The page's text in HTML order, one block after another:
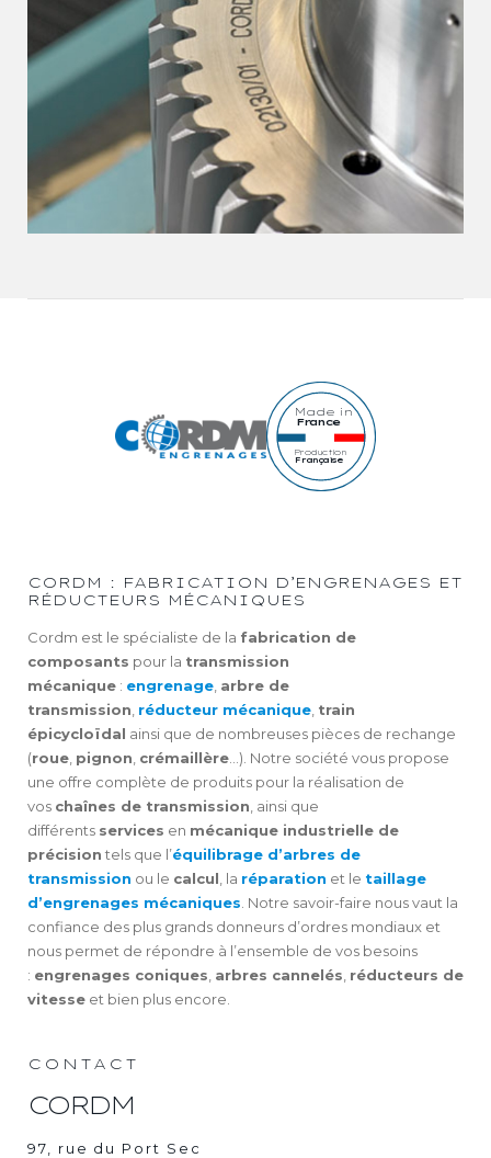
Production
Française
Made in
France
CORDM : FABRICATION D’ENGRENAGES ET
RÉDUCTEURS MÉCANIQUES
Cordm est le spécialiste de la fabrication de
composants pour la transmission
mécanique : engrenage arbre de
transmission réducteur mécanique train
épicycloïdal ainsi que de nombreuses pièces de rechange
(roue pignon crémaillère …). Notre société vous propose
une offre complète de produits pour la réalisation de
vos chaînes de transmission , ainsi que
différents services en mécanique industrielle de
précision tels que l’équilibrage d’arbres de
transmission ou le calcul , la réparation et le taillage
d’engrenages mécaniques . Notre savoir-faire nous vaut la
confiance des plus grands donneurs d’ordres mondiaux et
nous permet de répondre à l’ensemble de vos besoins
: engrenages coniques arbres cannelés réducteurs de
vitesse et bien plus encore.
CONTACT
CORDM
97, rue du Port Sec